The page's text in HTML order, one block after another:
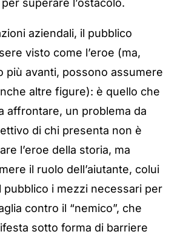
superare l’ostacolo.
aziendali, il pubblico
visto come l’eroe (ma,
più avanti, possono assumere
altre figure): è quello che
affrontare, un problema da
di chi presenta non è
l’eroe della storia, ma
il ruolo dell’aiutante, colui
pubblico i mezzi necessari per
contro il “nemico”, che
sotto forma di barriere